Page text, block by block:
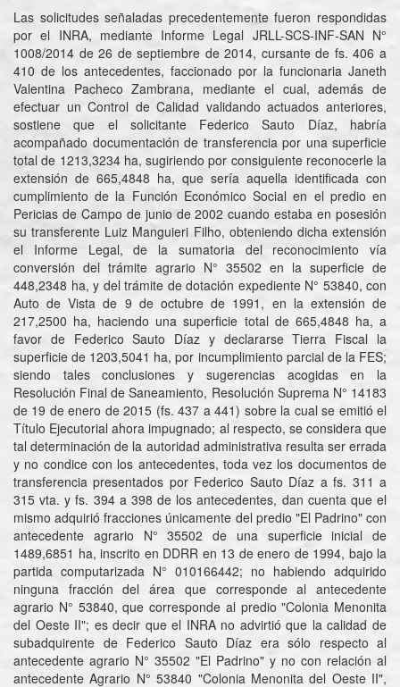
Las solicitudes señaladas precedentemente fueron respondidas
por el INRA, mediante Informe Legal JRLL-SCS-INF-SAN N°
1008/2014 de 26 de septiembre de 2014, cursante de fs. 406 a
410 de los antecedentes, faccionado por la funcionaria Janeth
Valentina Pacheco Zambrana, mediante el cual, además de
efectuar un Control de Calidad validando actuados anteriores,
sostiene que el solicitante Federico Sauto Díaz, habría
acompañado documentación de transferencia por una superficie
total de 1213,3234 ha, sugiriendo por consiguiente reconocerle la
extensión de 665,4848 ha, que sería aquella identificada con
cumplimiento de la Función Económico Social en el predio en
Pericias de Campo de junio de 2002 cuando estaba en posesión
su transferente Luiz Manguieri Filho, obteniendo dicha extensión
el Informe Legal, de la sumatoria del reconocimiento vía
conversión del trámite agrario N° 35502 en la superficie de
448,2348 ha, y del trámite de dotación expediente N° 53840, con
Auto de Vista de 9 de octubre de 1991, en la extensión de
217,2500 ha, haciendo una superficie total de 665,4848 ha, a
favor de Federico Sauto Díaz y declararse Tierra Fiscal la
superficie de 1203,5041 ha, por incumplimiento parcial de la FES;
siendo tales conclusiones y sugerencias acogidas en la
Resolución Final de Saneamiento, Resolución Suprema N° 14183
de 19 de enero de 2015 (fs. 437 a 441) sobre la cual se emitió el
Título Ejecutorial ahora impugnado; al respecto, se considera que
tal determinación de la autoridad administrativa resulta ser errada
y no condice con los antecedentes, toda vez los documentos de
transferencia presentados por Federico Sauto Díaz a fs. 311 a
315 vta. y fs. 394 a 398 de los antecedentes, dan cuenta que el
mismo adquirió fracciones únicamente del predio "El Padrino" con
antecedente agrario N° 35502 de una superficie inicial de
1489,6851 ha, inscrito en DDRR en 13 de enero de 1994, bajo la
partida computarizada N° 010166442; no habiendo adquirido
ninguna fracción del área que corresponde al antecedente
agrario N° 53840, que corresponde al predio "Colonia Menonita
del Oeste II"; es decir que el INRA no advirtió que la calidad de
subadquirente de Federico Sauto Díaz era sólo respecto al
antecedente agrario N° 35502 "El Padrino" y no con relación al
antecedente Agrario N° 53840 "Colonia Menonita del Oeste II",